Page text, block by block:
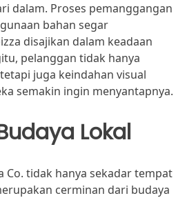
dalam. Proses pemanggangan
bahan segar
disajikan dalam keadaan
pelanggan tidak hanya
juga keindahan visual
semakin ingin menyantapnya.
Lokal
Co. tidak hanya sekadar tempat
cerminan dari budaya